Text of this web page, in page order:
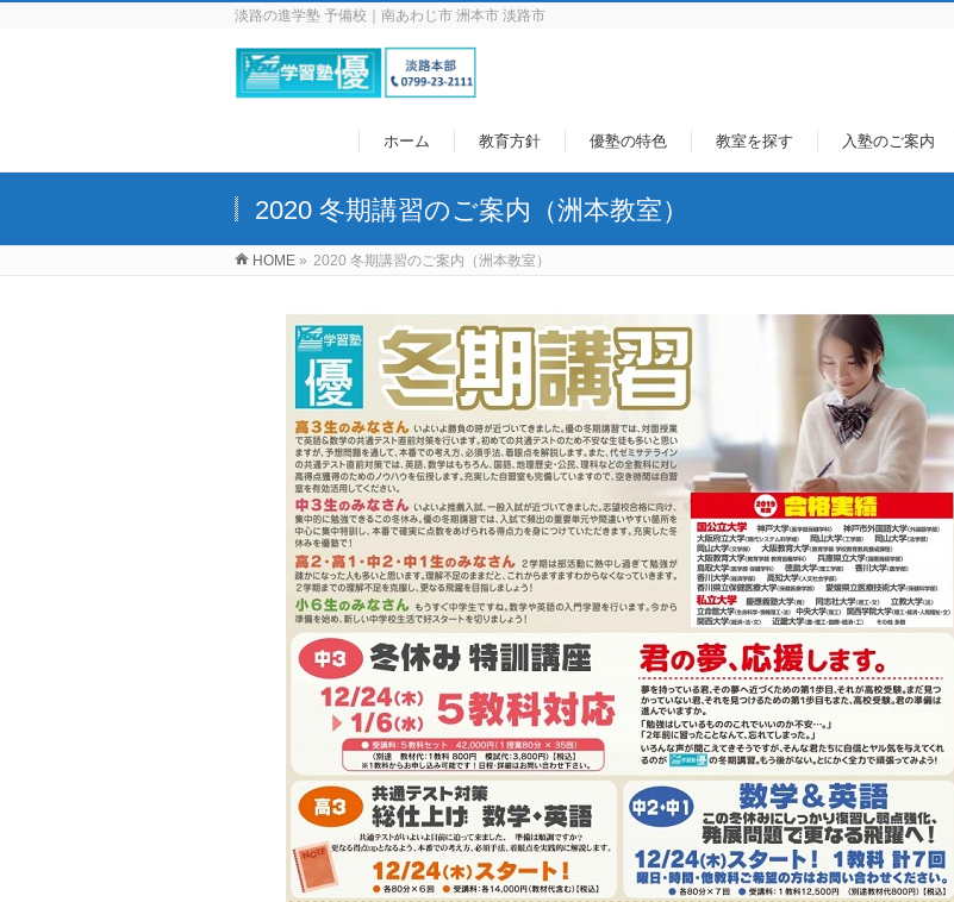
淡路の進学塾 予備校｜南あわじ市 洲本市 淡路市
ホーム 教育方針 優塾の特色 教室を探す 入塾のご案内
2020 冬期講習のご案内（洲本教室）
HOME » 2020 冬期講習のご案内（洲本教室）